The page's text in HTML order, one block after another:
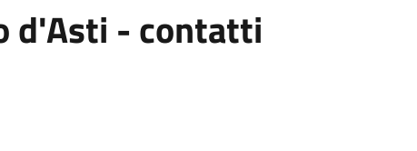
d'Asti - contatti